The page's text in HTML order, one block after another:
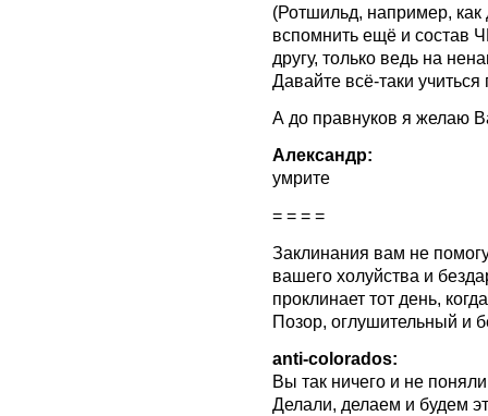
(Ротшильд, например, как
вспомнить ещё и состав
другу, только ведь на
Давайте всё-таки учиться
А до правнуков я желаю
Александр:
умрите
= = = =
Заклинания вам не
вашего холуйства и
проклинает тот день,
Позор, оглушительный и
anti-colorados:
Вы так ничего и не
Делали, делаем и будем